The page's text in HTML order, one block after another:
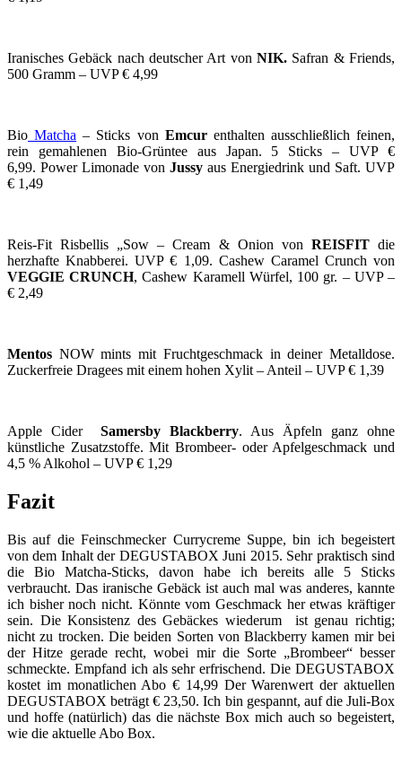
Iranisches Gebäck nach deutscher Art von NIK. Safran & Friends,
500 Gramm – UVP € 4,99
Bio Matcha – Sticks von Emcurenthalten ausschließlich feinen,
rein gemahlenen Bio-Grüntee aus Japan. 5 Sticks – UVP €
6,99. Power Limonade von Jussy aus Energiedrink und Saft. UVP
€ 1,49
Reis-Fit Risbellis „Sow – Cream & Onion von REISFITdie
herzhafte Knabberei. UVP € 1,09. Cashew Caramel Crunch von
VEGGIE CRUNCH, Cashew Karamell Würfel, 100 gr. – UVP –
€ 2,49
Mentos NOW mints mit Fruchtgeschmack in deiner Metalldose.
Zuckerfreie Dragees mit einem hohen Xylit – Anteil – UVP € 1,39
Apple Cider Samersby Blackberry. Aus Äpfeln ganz ohne
künstliche Zusatzstoffe. Mit Brombeer- oder Apfelgeschmack und
4,5 % Alkohol – UVP € 1,29
Fazit
Bis auf die Feinschmecker Currycreme Suppe, bin ich begeistert
von dem Inhalt der DEGUSTABOX Juni 2015. Sehr praktisch sind
die Bio Matcha-Sticks, davon habe ich bereits alle 5 Sticks
verbraucht. Das iranische Gebäck ist auch mal was anderes, kannte
ich bisher noch nicht. Könnte vom Geschmack her etwas kräftiger
sein. Die Konsistenz des Gebäckes wiederum ist genau richtig;
nicht zu trocken. Die beiden Sorten von Blackberry kamen mir bei
der Hitze gerade recht, wobei mir die Sorte „Brombeer“ besser
schmeckte. Empfand ich als sehr erfrischend. Die DEGUSTABOX
kostet im monatlichen Abo € 14,99 Der Warenwert der aktuellen
DEGUSTABOX beträgt € 23,50. Ich bin gespannt, auf die Juli-Box
und hoffe (natürlich) das die nächste Box mich auch so begeistert,
wie die aktuelle Abo Box.